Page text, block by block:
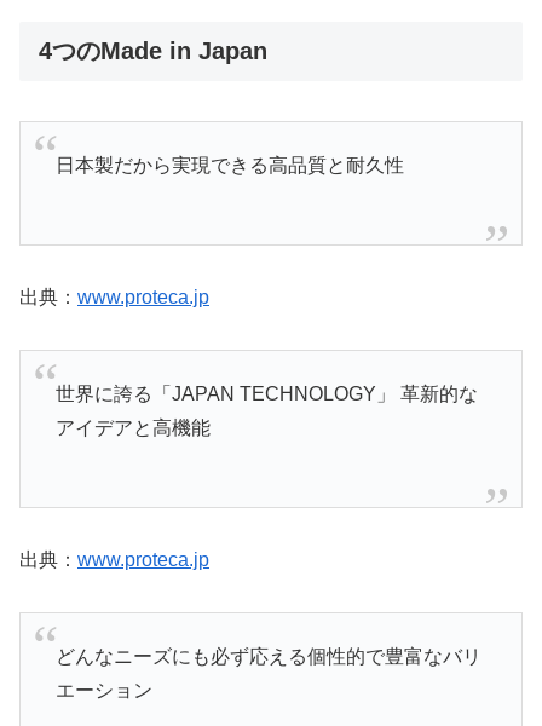
4つのMade in Japan
日本製だから実現できる高品質と耐久性
出典： www.proteca.jp
世界に誇る「JAPAN TECHNOLOGY」 革新的な
アイデアと高機能
出典： www.proteca.jp
どんなニーズにも必ず応える個性的で豊富なバリ
エーション